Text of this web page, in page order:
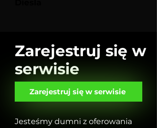
Zarejestruj się w
serwisie
Zarejestruj się w serwisie
Jesteśmy dumni z oferowania